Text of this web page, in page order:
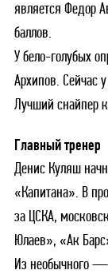
является Федор
баллов.
У бело-голубых
Архипов. Сейчас
Лучший
Главный тренер
Денис Куляш
«Капитана». В
за ЦСКА,
Юлаев», «Ак
Из необычного —